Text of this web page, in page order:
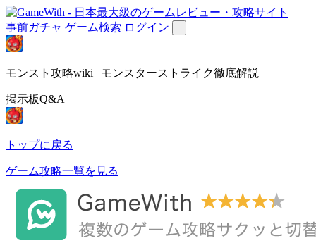
事前ガチャ ゲーム検索 ログイン
モンスト攻略wiki | モンスターストライク徹底解説
掲示板Q&A
トップに戻る
ゲーム攻略一覧を見る